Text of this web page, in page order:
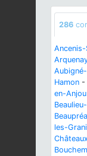
286
Hamon -
en-Anjou
les-